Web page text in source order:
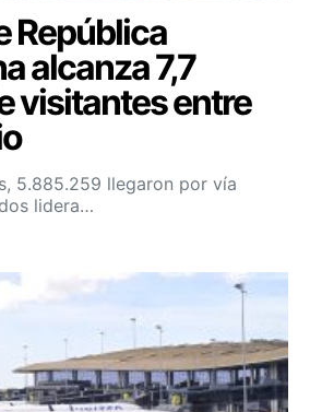
República
alcanza 7,7
visitantes entre
5.885.259 llegaron por vía
lidera…